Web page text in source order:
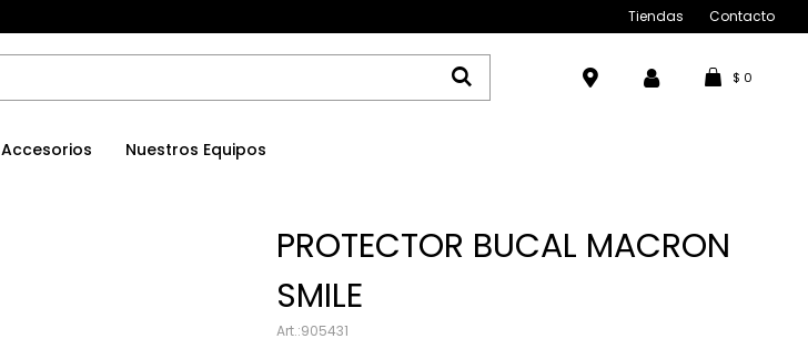
Accesorios Nuestros Equipos
$ 0
Tiendas Contacto
PROTECTOR BUCAL MACRON
SMILE
905431